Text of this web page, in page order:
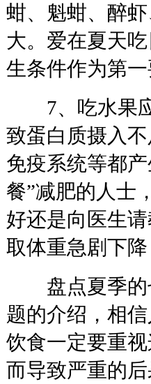
蚶、魁蚶、醉
大。爱在夏天
生条件作为第一
7、吃水果应
致蛋白质摄入
免疫系统等都
餐”减肥的人士
好还是向医生
取体重急剧下
盘点夏季的
题的介绍，相
饮食一定要重
而导致严重的